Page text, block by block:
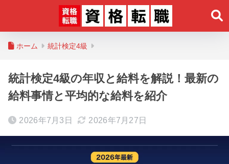
ホーム 統計検定4級
統計検定4級の年収と給料を解説！最新の
給料事情と平均的な給料を紹介
2026年7月3日 2026年7月27日